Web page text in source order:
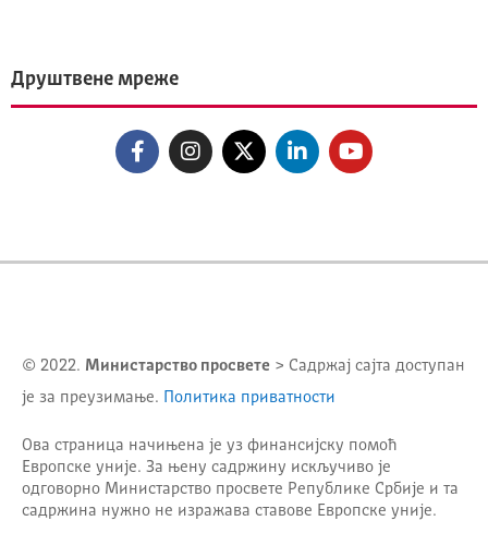
Друштвене мреже
© 2022. Министарство просвете > Садржај сајта доступан
је за преузимање. Политика приватности
Ова страница начињена је уз финансијску помоћ
Европске уније. За њену садржину искључиво је
одговорно Министарство просвете Републике Србије и та
садржина нужно не изражава ставове Европске уније.